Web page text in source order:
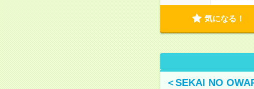
気になる！
＜SEKAI NO